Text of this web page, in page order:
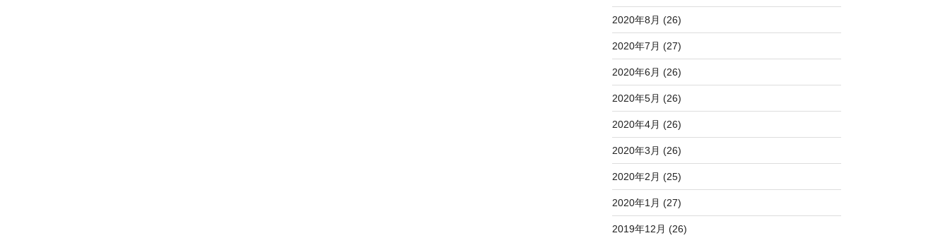
2020年8月 (26)
2020年7月 (27)
2020年6月 (26)
2020年5月 (26)
2020年4月 (26)
2020年3月 (26)
2020年2月 (25)
2020年1月 (27)
2019年12月 (26)